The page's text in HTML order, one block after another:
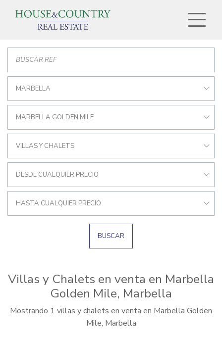
MARBELLA
MARBELLA GOLDEN MILE
VILLAS Y CHALETS
DESDE CUALQUIER PRECIO
HASTA CUALQUIER PRECIO
BUSCAR
Villas y Chalets en venta en Marbella
Golden Mile, Marbella
Mostrando 1 villas y chalets en venta en Marbella Golden
Mile, Marbella